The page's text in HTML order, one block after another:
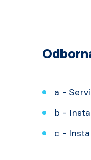
a -
b -
c -